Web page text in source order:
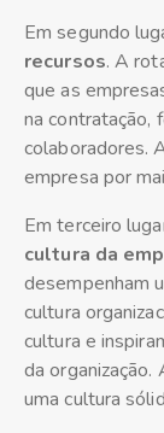
Em segundo
recursos. A
que as
na contratação,
colaboradores.
empresa por
Em terceiro
cultura da
desempenham
cultura
cultura e
da organização.
uma cultura